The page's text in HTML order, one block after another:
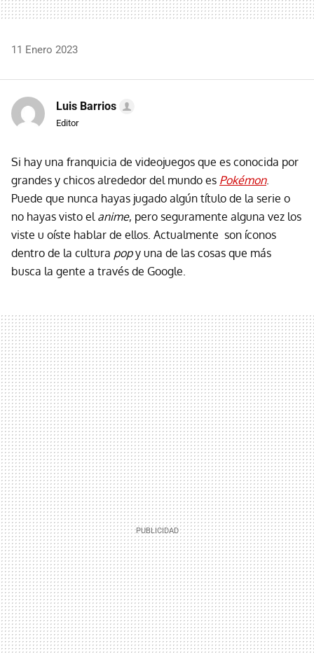
11 Enero 2023
Luis Barrios
Editor
Si hay una franquicia de videojuegos que es conocida por
grandes y chicos alrededor del mundo es Pokémon.
Puede que nunca hayas jugado algún título de la serie o
no hayas visto el anime, pero seguramente alguna vez los
viste u oíste hablar de ellos. Actualmente son íconos
dentro de la cultura popy una de las cosas que más
busca la gente a través de Google.